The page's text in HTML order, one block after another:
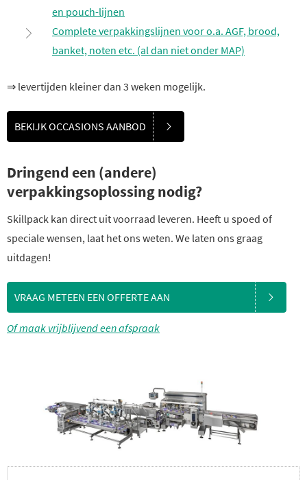
en pouch-lijnen
Complete verpakkingslijnen voor o.a. AGF, brood,
banket, noten etc. (al dan niet onder MAP)
⇒ levertijden kleiner dan 3 weken mogelijk.
BEKIJK OCCASIONS AANBOD
Dringend een (andere)
verpakkingsoplossing nodig?
Skillpack kan direct uit voorraad leveren. Heeft u spoed of
speciale wensen, laat het ons weten. We laten ons graag
uitdagen!
VRAAG METEEN EEN OFFERTE AAN
Of maak vrijblijvend een afspraak